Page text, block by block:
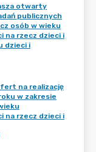
otwarty
publicznych
osób w wieku
na rzecz dzieci i
dzieci i
na realizację
w zakresie
na rzecz dzieci i